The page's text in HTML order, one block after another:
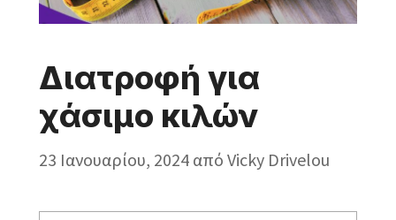
Διατροφή για
χάσιμο κιλών
23 Ιανουαρίου, 2024 από Vicky Drivelou